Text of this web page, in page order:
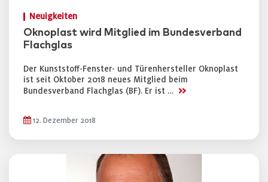
Neuigkeiten
Oknoplast wird Mitglied im Bundesverband
Flachglas
Der Kunststoff-Fenster- und Türenhersteller Oknoplast
ist seit Oktober 2018 neues Mitglied beim
Bundesverband Flachglas (BF). Er ist … >>
12. Dezember 2018